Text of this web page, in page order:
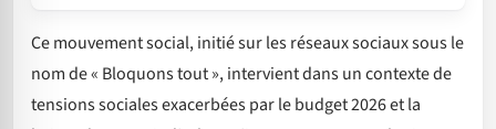
Ce mouvement social, initié sur les réseaux sociaux sous le
nom de « Bloquons tout », intervient dans un contexte de
tensions sociales exacerbées par le budget 2026 et la